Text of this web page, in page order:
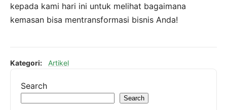
kepada kami hari ini untuk melihat bagaimana
kemasan bisa mentransformasi bisnis Anda!
Kategori: Artikel
Search
Search